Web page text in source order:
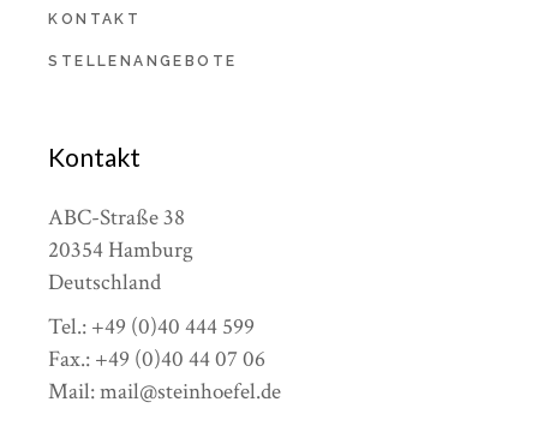
KONTAKT
STELLENANGEBOTE
Kontakt
ABC-Straße 38
20354 Hamburg
Deutschland
Tel.: +49 (0)40 444 599
Fax.: +49 (0)40 44 07 06
Mail: mail@steinhoefel.de